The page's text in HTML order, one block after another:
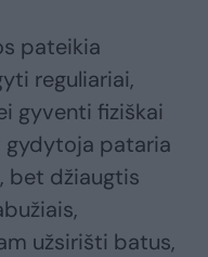
pateikia
reguliariai,
gyventi fiziškai
gydytoja pataria
bet džiaugtis
užsirišti batus,